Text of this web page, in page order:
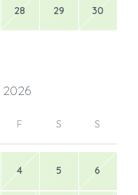
28 29 30
2026
F S S
4 5 6